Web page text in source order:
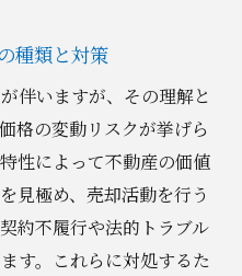
エージェントの役割と
頼関係を築くためのコ
したエージェント選び
種類と対策
伴いますが、その理解と
格の変動リスクが挙げら
性によって不動産の価値
見極め、売却活動を行う
約不履行や法的トラブル
す。これらに対処するた